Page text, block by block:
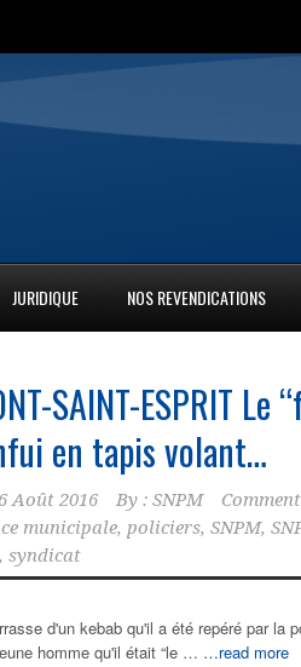
JURIDIQUE NOS REVENDICATIONS
SAINT-ESPRIT Le
en tapis volant…
Août 2016 By : SNPM
municipale, policiers, SNPM,
, syndicat
d'un kebab qu'il a été repéré par la
homme qu'il était “le … …read more